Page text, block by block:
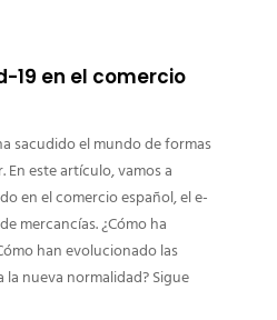
19 en el comercio
sacudido el mundo de formas
este artículo, vamos a
en el comercio español, el e-
mercancías. ¿Cómo ha
han evolucionado las
nueva normalidad? Sigue